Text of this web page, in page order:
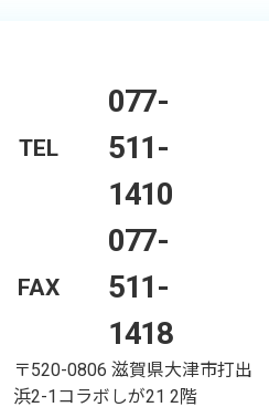
TEL
077-
511-
1410
FAX
077-
511-
1418
〒520-0806 滋賀県大津市打出
浜2-1コラボしが21 2階